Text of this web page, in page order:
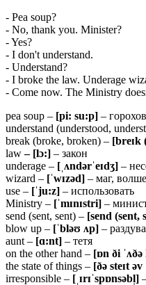
- Pea soup?
- No, thank you. Minister?
- Yes?
- I don't understand.
- Understand?
- I broke the law. Underage
- Come now. The Ministry
pea soup – [pi: su:p] –
understand (understood,
break (broke, broken) – [breɪk
law– [lɔ:] – закон
underage – [ˌʌndərˈeɪdʒ] –
wizard – [ˈwɪzəd] – маг,
use – [ˈju:z] – использовать
Ministry – [ˈmɪnɪstri] –
send (sent, sent) – [send (sent,
blow up – [ˈbləʊ ʌp] –
aunt – [ɑ:nt] – тетя
on the other hand – [ɒn ði
the state of things – [ðə steɪt əv
irresponsible – [ˌɪrɪˈspɒnsəbl̩]